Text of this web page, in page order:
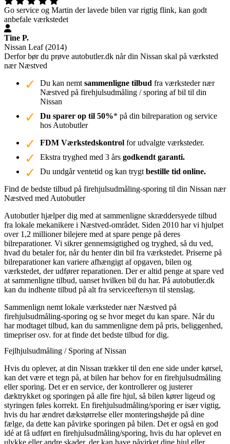
Go service og Martin der lavede bilen var rigtig flink, kan godt
anbefale værkstedet
Tine P.
Nissan Leaf (2014)
Derfor bør du prøve autobutler.dk når din Nissan skal på værksted
nær Næstved
Du kan nemt sammenligne tilbud fra værksteder nær
Næstved på firehjulsudmåling / sporing af bil til din
Nissan
Du sparer op til 50%* på din bilreparation og service
hos Autobutler
FDM Værkstedskontrol for udvalgte værksteder.
Ekstra tryghed med 3 års godkendt garanti.
Du undgår ventetid og kan trygt bestille tid online.
Find de bedste tilbud på firehjulsudmåling-sporing til din Nissan nær
Næstved med Autobutler
Autobutler hjælper dig med at sammenligne skræddersyede tilbud
fra lokale mekanikere i Næstved-området. Siden 2010 har vi hjulpet
over 1,2 millioner bilejere med at spare penge på deres
bilreparationer. Vi sikrer gennemsigtighed og tryghed, så du ved,
hvad du betaler for, når du henter din bil fra værkstedet. Priserne på
bilreparationer kan variere afhængigt af opgaven, bilen og
værkstedet, der udfører reparationen. Der er altid penge at spare ved
at sammenligne tilbud, uanset hvilken bil du har. På autobutler.dk
kan du indhente tilbud på alt fra serviceeftersyn til stenslag.
Sammenlign nemt lokale værksteder nær Næstved på
firehjulsudmåling-sporing og se hvor meget du kan spare. Når du
har modtaget tilbud, kan du sammenligne dem på pris, beliggenhed,
timepriser osv. for at finde det bedste tilbud for dig.
Fejlhjulsudmåling / Sporing af Nissan
Hvis du oplever, at din Nissan trækker til den ene side under kørsel,
kan det være et tegn på, at bilen har behov for en firehjulsudmåling
eller sporing. Det er en service, der kontrollerer og justerer
dæktrykket og sporingen på alle fire hjul, så bilen kører ligeud og
styringen føles korrekt. En firehjulsudmåling/sporing er især vigtig,
hvis du har ændret dækstørrelse eller monteringshøjde på dine
fælge, da dette kan påvirke sporingen på bilen. Det er også en god
idé at få udført en firehjulsudmåling/sporing, hvis du har oplevet en
ulykke eller andre skader, der kan have påvirket dine hjul eller